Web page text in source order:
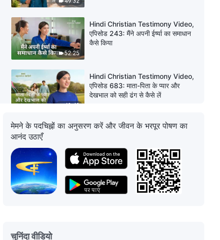
52:25
Hindi Christian Testimony Video,
एपिसोड 243: मैंने अपनी ईर्ष्या का समाधान
कैसे किया
49:49
Hindi Christian Testimony Video,
एपिसोड 683: माता-पिता के प्यार और
देखभाल को सही ढंग से कैसे लें
45:22
Hindi Christian Testimony Video,
छोड़ना
Hindi Christian Testimony Video,
एपिसोड 188: अब मुझे बीमारी की परवाह या
मेमने के पदचिह्नों का अनुसरण करें और जीवन के भरपूर पोषण का
आनंद उठाएँ
चुनिंदा वीडियो